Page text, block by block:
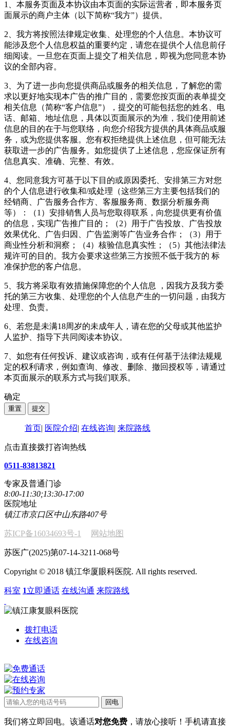
1、本服务页面及本协议由本页面的实际运营者，即本服务页
面展示的商户主体（以下简称“我方”）提供。
2、我方将按照法律规定收集、处理您的个人信息。本协议可
能涉及您个人信息权益的重要约定，请您在提供个人信息前仔
细阅读。一旦您在页面上提交了相关信息，即视为您同意本协
议的全部内容。
3、为了进一步向您提供商品或服务的相关信息，了解您的需
求以更好地实现本广告的推广目的，需要您按页面的表单提交
相关信息（简称“客户信息”），提交的可能包括您的姓名、电
话、邮箱、地址信息，具体以页面展示的为准，我们使用前述
信息的目的在于与您联络，向您介绍我方提供的具体商品或服
务，或为您提供客服。您有权拒绝提供上述信息，但可能无法
获取进一步的广告服务。如您提供了上述信息，您应保证所有
信息真实、准确、完整、有效。
4、您同意我方可基于以下目的或原因委托、安排第三方对您
的个人信息进行收集和/或处理（这些第三方主要包括我们的
经销商、广告服务合作方、客服服务商、数据分析服务商
等）：（1）安排销售人员与您取得联系，向您提供更有价值
的信息，实现广告推广目的；（2）用于广告投放、广告投放
效果优化、广告归因、广告监测等广告业务合作；（3）用于
商业性分析和洞察；（4）核验信息真实性；（5）其他法律法
规许可的目的。我方会要求这些第三方按照不低于我方的 标
准保护您的客户信息。
5、我方将采取有效措施保障您的个人信息 ，因我方及我方委
托的第三方收集、处理您的个人信息产生的一切问题，由我方
处理、负责。
6、若您是未满18周岁的未成年人，请在您的父母或其他监护
人监护、指导下共同阅读本协议。
7、如您有任何投诉、建议或咨询，或有任何基于法律法规规
定的权利请求，例如查询、修改、删除、撤回授权等，请通过
本页面展示的联系方式与我们联系。
确定
首页 医院介绍 在线咨询 来院路线
点击直接拨打咨询热线
0511-83813821
专家及普通门诊
8:00-11:30;13:30-17:00
医院地址
镇江市京口区中山东路407号
苏ICP备16034693号-1 网站地图
苏医广(2025)第07-14-3211-068号
Copyright © 2018 镇江华厦眼科医院. All rights reserved.
科室 1立即通话 在线沟通 来院路线
拨打电话
在线咨询
我们将立即回电。该通话对您免费 ，请放心接听！手机请直接